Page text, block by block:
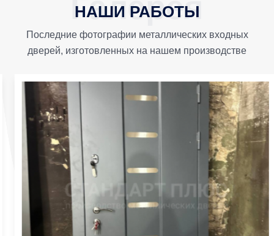
НАШИ РАБОТЫ
Последние фотографии металлических входных
дверей, изготовленных на нашем производстве